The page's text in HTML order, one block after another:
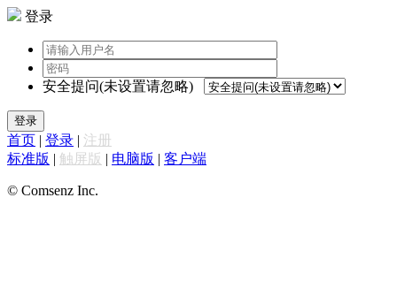
登录
安全提问(未设置请忽略)
登录
首页 | 登录 | 注册
标准版 | 触屏版 | 电脑版 | 客户端
© Comsenz Inc.